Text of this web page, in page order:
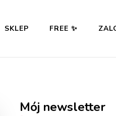
SKLEP FREE ✨
Mój newsletter